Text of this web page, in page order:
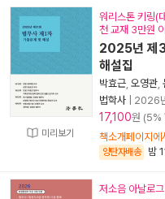
미리보기
워리스톤 키링(
천 교재 3만원
2025년 제
해설집
박효근 오영관
법학사
2026
17,100원 (5%
책소개페이지
양탄자배송 밤
저소음 아날로